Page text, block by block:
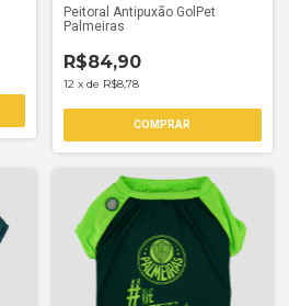
Peitoral Antipuxão GolPet
Palmeiras
R$84,90
12 x de R$8,78
COMPRAR